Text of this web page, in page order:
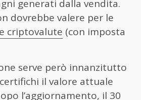
generati dalla vendita.
dovrebbe valere per le
criptovalute (con imposta
serve però innanzitutto
il valore attuale
l’aggiornamento, il 30